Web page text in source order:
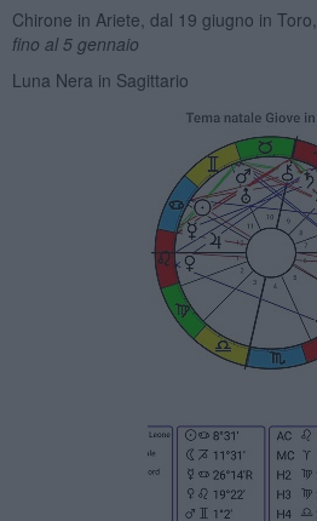
Chirone in Ariete, dal 19 giugno in Toro,
fino al 5 gennaio
Luna Nera in Sagittario